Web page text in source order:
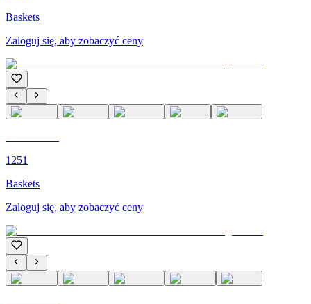
Baskets
Zaloguj się, aby zobaczyć ceny
1251
Baskets
Zaloguj się, aby zobaczyć ceny